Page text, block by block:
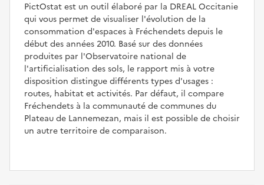
PictOstat est un outil élaboré par la DREAL Occitanie
qui vous permet de visualiser l'évolution de la
consommation d'espaces à Fréchendets depuis le
début des années 2010. Basé sur des données
produites par l'Observatoire national de
l'artificialisation des sols, le rapport mis à votre
disposition distingue différents types d'usages :
routes, habitat et activités. Par défaut, il compare
Fréchendets à la communauté de communes du
Plateau de Lannemezan, mais il est possible de choisir
un autre territoire de comparaison.